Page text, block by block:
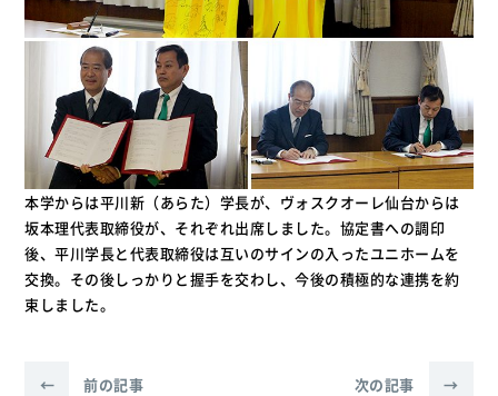
本学からは平川新（あらた）学長が、ヴォスクオーレ仙台からは
坂本理代表取締役が、それぞれ出席しました。協定書への調印
後、平川学長と代表取締役は互いのサインの入ったユニホームを
交換。その後しっかりと握手を交わし、今後の積極的な連携を約
束しました。
← 前の記事 次の記事 →